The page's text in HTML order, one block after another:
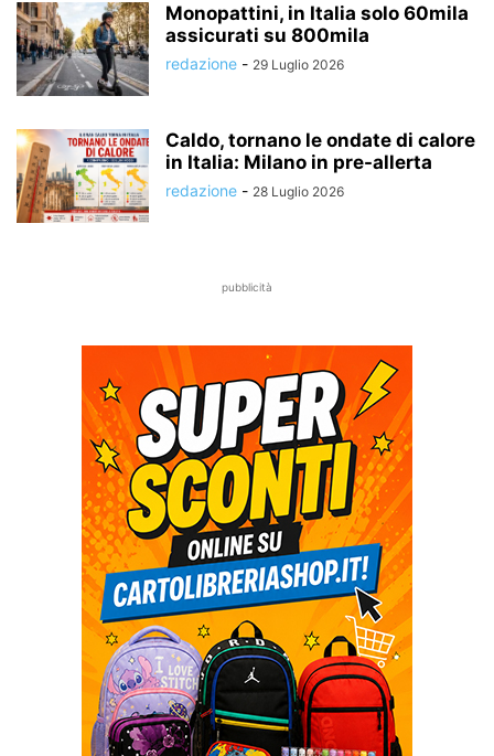
Monopattini, in Italia solo 60mila
assicurati su 800mila
redazione - 29 Luglio 2026
Caldo, tornano le ondate di calore
in Italia: Milano in pre-allerta
redazione - 28 Luglio 2026
pubblicità